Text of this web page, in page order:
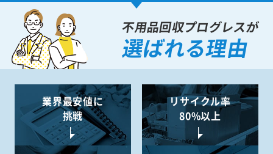
不用品回収プログレスが
選ばれる理由
業界最安値に
挑戦
リサイクル率
80%以上